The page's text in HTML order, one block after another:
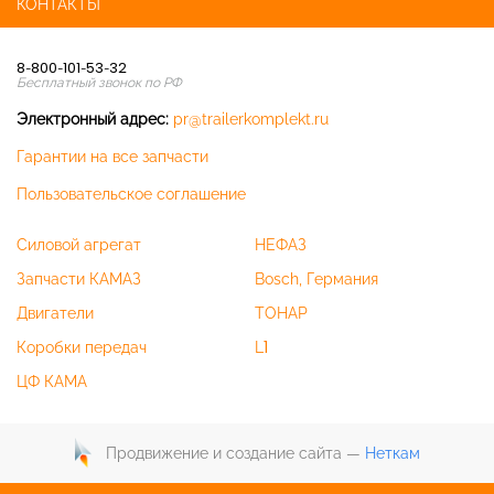
КОНТАКТЫ
8-800-101-53-32
Бесплатный звонок по РФ
Электронный адрес: pr@trailerkomplekt.ru
Гарантии на все запчасти
Пользовательское соглашение
Силовой агрегат
Запчасти КАМАЗ
Двигатели
Коробки передач
ЦФ КАМА
НЕФАЗ
Bosch, Германия
ТОНАР
L1
Продвижение и создание сайта — Неткам